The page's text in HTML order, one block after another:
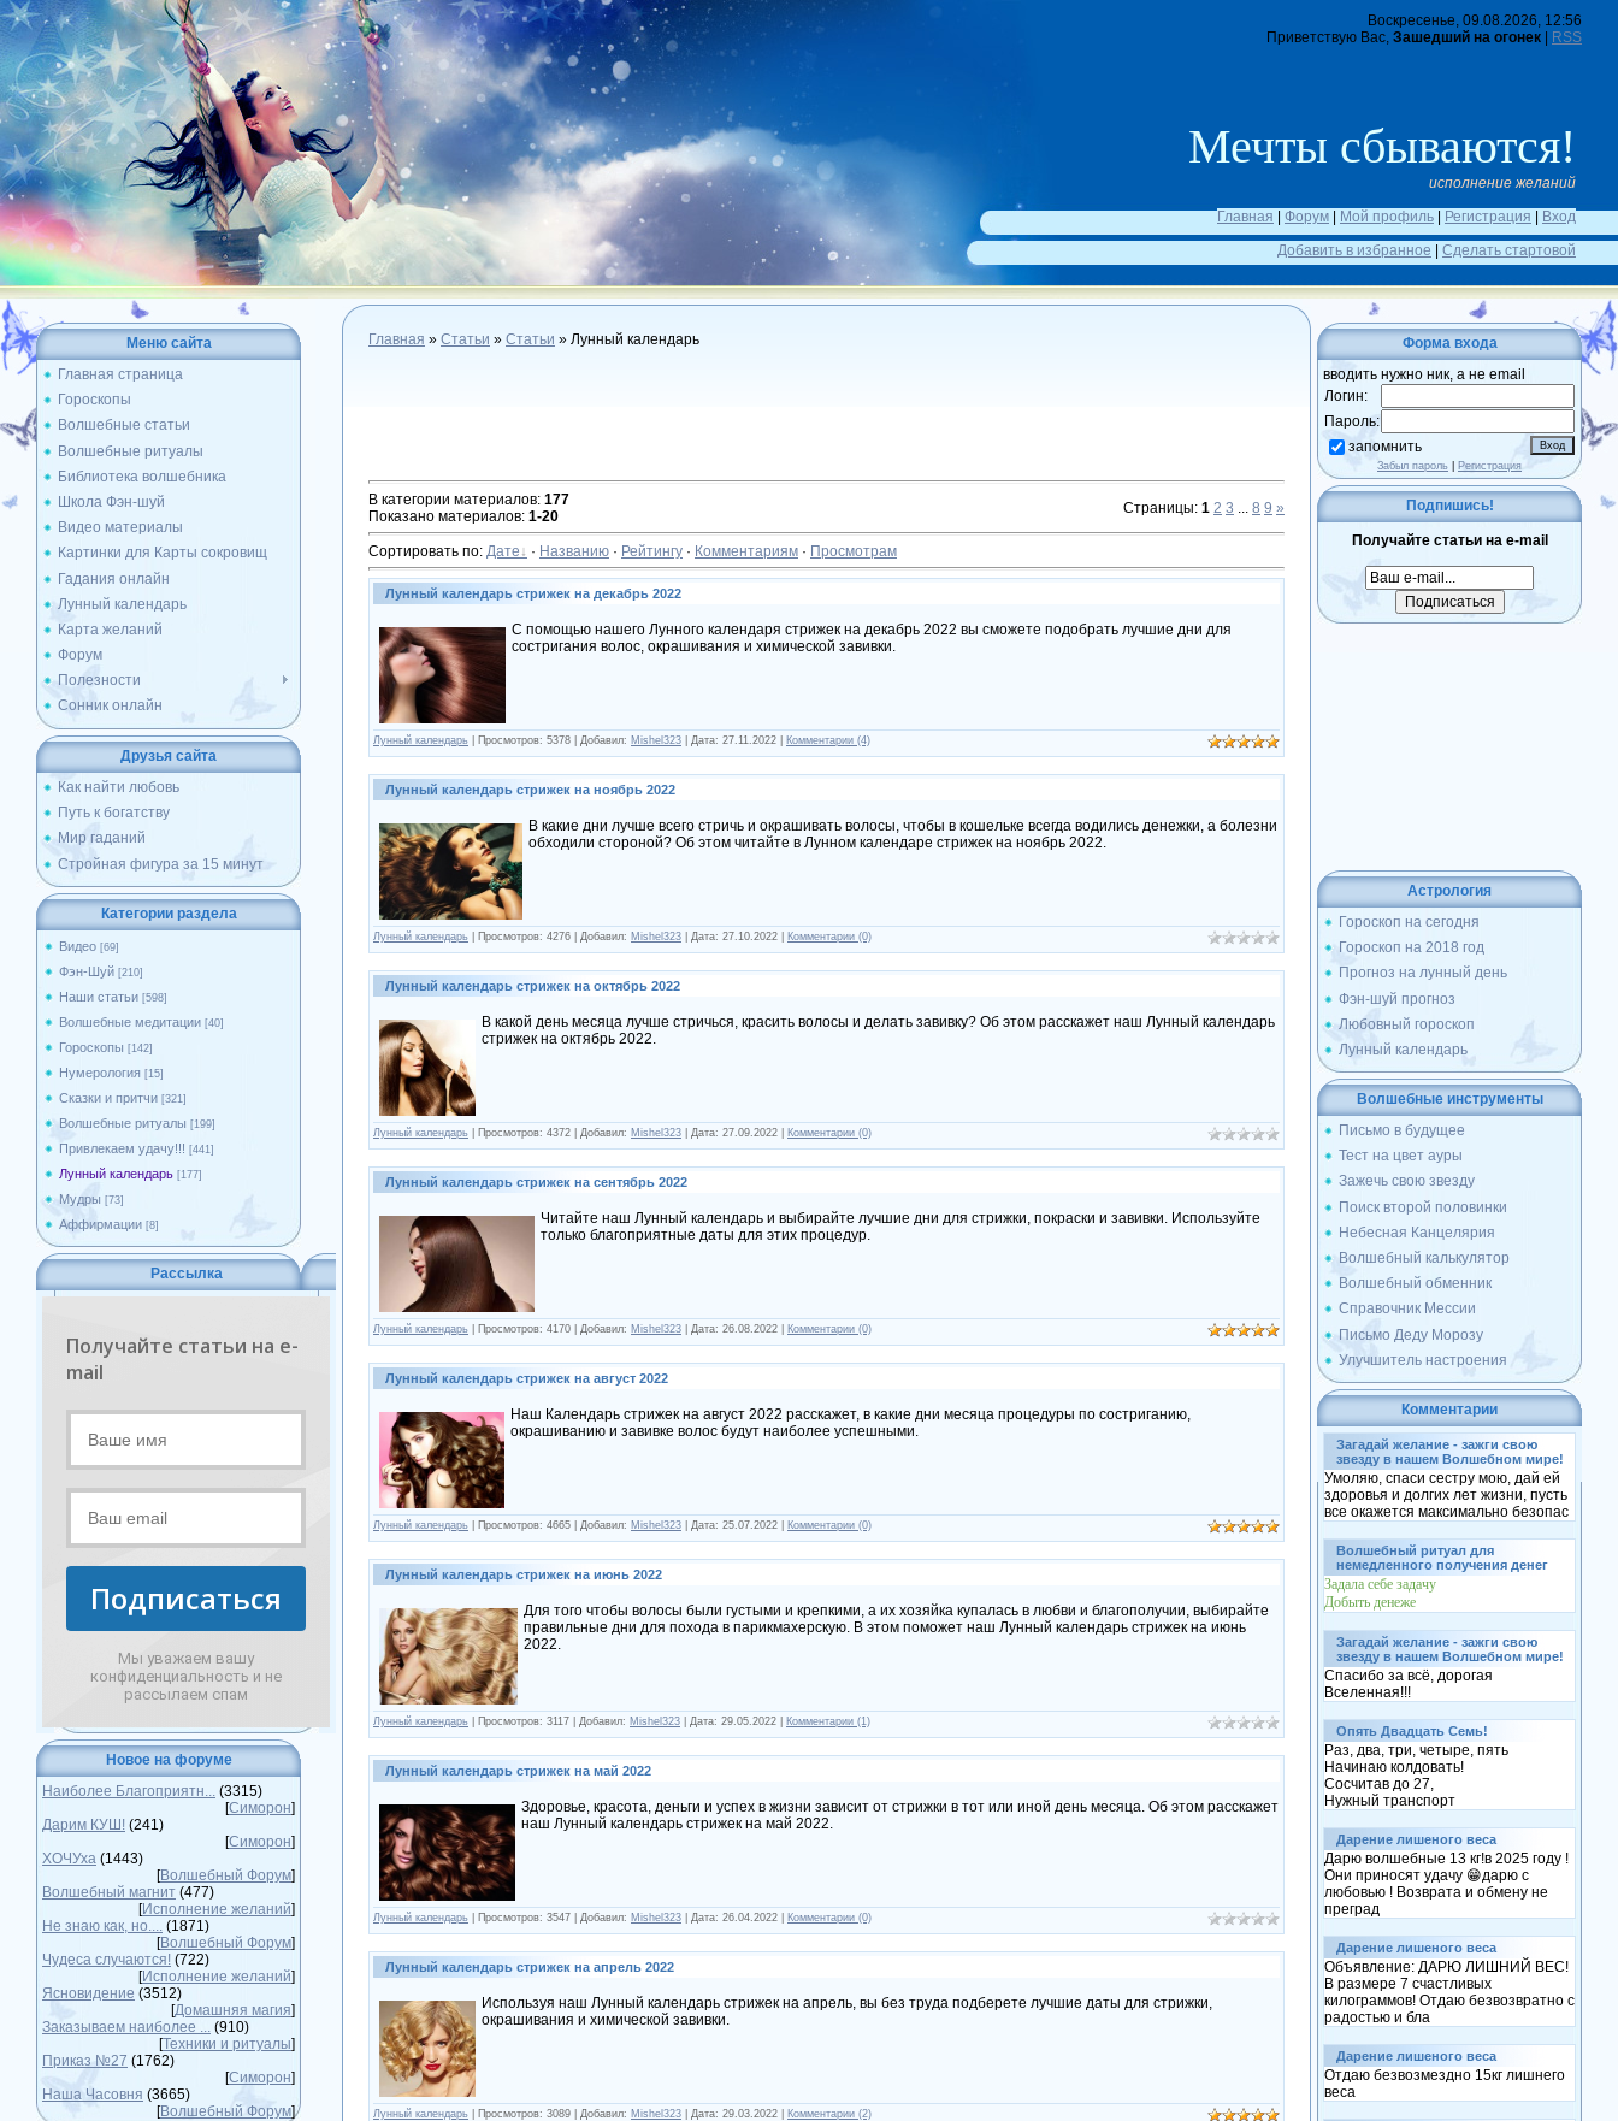
Воскресенье, 09.08.2026, 12:56
Приветствую Вас, Зашедший на огонек RSS
Мечты сбываются!
исполнение желаний
Главная
Форум Мой профиль Регистрация
Вход
Добавить в избранное
Сделать стартовой
Меню сайта
Главная страница
Гороскопы
Волшебные статьи
Волшебные ритуалы
Библиотека волшебника
Школа Фэн-шуй
Видео материалы
Картинки для Карты сокровищ
Гадания онлайн
Лунный календарь
Карта желаний
Форум
Полезности
Сонник онлайн
Друзья сайта
Как найти любовь
Путь к богатству
Мир гаданий
Стройная фигура за 15 минут
Категории раздела
Видео [69]
Фэн-Шуй [210]
Наши статьи [598]
Волшебные медитации [40]
Гороскопы [142]
Нумерология [15]
Сказки и притчи [321]
Волшебные ритуалы [199]
Привлекаем удачу!!! [441]
Лунный календарь [177]
Мудры [73]
Аффирмации [8]
Рассылка
Получайте статьи на e-
mail
Подписаться
Мы уважаем вашу
конфиденциальность и не
рассылаем спам
Новое на форуме
Наиболее Благоприятн... (3315)
[Симорон]
Дарим КУШ! (241)
[Симорон]
ХОЧУха (1443)
[Волшебный Форум]
Волшебный магнит (477)
[Исполнение желаний]
Не знаю как, но.... (1871)
[Волшебный Форум]
Чудеса случаются! (722)
[Исполнение желаний]
Ясновидение (3512)
[Домашняя магия]
Заказываем наиболее ... (910)
[Техники и ритуалы]
Приказ №27 (1762)
[Симорон]
Наша Часовня (3665)
[Волшебный Форум]
Главная » Статьи » Статьи » Лунный календарь
В категории материалов: 177
Показано материалов: 1-20 Страницы: 1 2 3 ... 8 9 »
Сортировать по: Дате · Названию · Рейтингу · Комментариям · Просмотрам
Лунный календарь стрижек на декабрь 2022
С помощью нашего Лунного календаря стрижек на декабрь 2022 вы сможете подобрать лучшие дни для
состригания волос, окрашивания и химической завивки.
Лунный календарь | Просмотров: 5378 | Добавил: Mishel323 | Дата: 27.11.2022 Комментарии (4)
Лунный календарь стрижек на ноябрь 2022
В какие дни лучше всего стричь и окрашивать волосы, чтобы в кошельке всегда водились денежки, а болезни
обходили стороной? Об этом читайте в Лунном календаре стрижек на ноябрь 2022.
Лунный календарь | Просмотров: 4276 | Добавил: Mishel323 | Дата: 27.10.2022 Комментарии (0)
Лунный календарь стрижек на октябрь 2022
В какой день месяца лучше стричься, красить волосы и делать завивку? Об этом расскажет наш Лунный календарь
стрижек на октябрь 2022.
Лунный календарь | Просмотров: 4372 | Добавил: Mishel323 | Дата: 27.09.2022 Комментарии (0)
Лунный календарь стрижек на сентябрь 2022
Читайте наш Лунный календарь и выбирайте лучшие дни для стрижки, покраски и завивки. Используйте
только благоприятные даты для этих процедур.
Лунный календарь | Просмотров: 4170 | Добавил: Mishel323 | Дата: 26.08.2022 Комментарии (0)
Лунный календарь стрижек на август 2022
Наш Календарь стрижек на август 2022 расскажет, в какие дни месяца процедуры по состриганию,
окрашиванию и завивке волос будут наиболее успешными.
Лунный календарь | Просмотров: 4665 | Добавил: Mishel323 | Дата: 25.07.2022 Комментарии (0)
Лунный календарь стрижек на июнь 2022
Для того чтобы волосы были густыми и крепкими, а их хозяйка купалась в любви и благополучии, выбирайте
правильные дни для похода в парикмахерскую. В этом поможет наш Лунный календарь стрижек на июнь
2022.
Лунный календарь | Просмотров: 3117 | Добавил: Mishel323 | Дата: 29.05.2022 Комментарии (1)
Лунный календарь стрижек на май 2022
Здоровье, красота, деньги и успех в жизни зависит от стрижки в тот или иной день месяца. Об этом расскажет
наш Лунный календарь стрижек на май 2022.
Лунный календарь | Просмотров: 3547 | Добавил: Mishel323 | Дата: 26.04.2022 Комментарии (0)
Лунный календарь стрижек на апрель 2022
Используя наш Лунный календарь стрижек на апрель, вы без труда подберете лучшие даты для стрижки,
окрашивания и химической завивки.
Лунный календарь | Просмотров: 3089 | Добавил: Mishel323 | Дата: 29.03.2022 Комментарии (2)
Форма входа
вводить нужно ник, а не email
Логин:
Пароль:
запомнить
Забыл пароль Регистрация
Подпишись!
Получайте статьи на e-mail
Астрология
Гороскоп на сегодня
Гороскоп на 2018 год
Прогноз на лунный день
Фэн-шуй прогноз
Любовный гороскоп
Лунный календарь
Волшебные инструменты
Письмо в будущее
Тест на цвет ауры
Зажечь свою звезду
Поиск второй половинки
Небесная Канцелярия
Волшебный калькулятор
Волшебный обменник
Справочник Мессии
Письмо Деду Морозу
Улучшитель настроения
Комментарии
Загадай желание - зажги свою
звезду в нашем Волшебном мире!
Умоляю, спаси сестру мою, дай ей
здоровья и долгих лет жизни, пусть
все окажется максимально безопас
Волшебный ритуал для
немедленного получения денег
Задала себе задачу
Добыть денеже
Загадай желание - зажги свою
звезду в нашем Волшебном мире!
Спасибо за всё, дорогая
Вселенная!!!
Опять Двадцать Семь!
Раз, два, три, четыре, пять
Начинаю колдовать!
Сосчитав до 27,
Нужный транспорт
Дарение лишеного веса
Дарю волшебные 13 кг!в 2025 году !
Они приносят удачу 😁дарю с
любовью ! Возврата и обмену не
преград
Дарение лишеного веса
Объявление: ДАРЮ ЛИШНИЙ ВЕС!
В размере 7 счастливых
килограммов! Отдаю безвозвратно с
радостью и бла
Дарение лишеного веса
Отдаю безвозмездно 15кг лишнего
веса